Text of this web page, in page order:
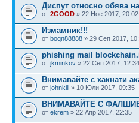
Диспут относно обява
от 2GOOD » 22 Ное 2017, 20:02
Измамник!!!
от boqn88888 » 29 Сеп 2017,
phishing mail
от jkminkov » 22 Сеп 2017, 12:34
Внимавайте с хакнати
от johnkill » 10 Юли 2017, 09:35
ВНИМАВАЙТЕ С
от ekrem » 22 Апр 2017, 22:35